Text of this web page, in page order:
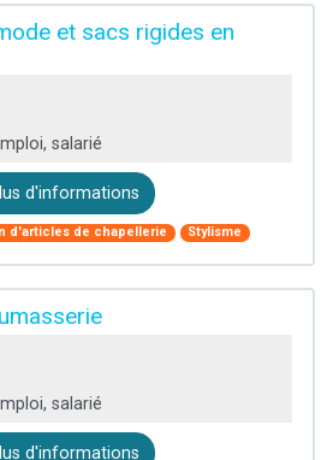
et sacs rigides en
salarié
d'informations
d'articles de chapellerie Stylisme
salarié
d'informations